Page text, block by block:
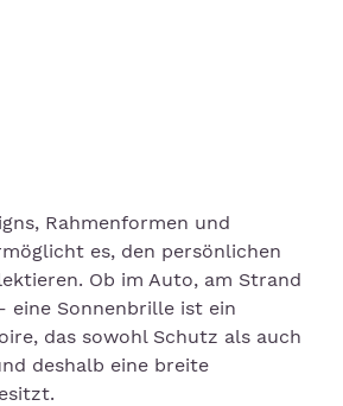
Rahmenformen und
es, den persönlichen
Ob im Auto, am Strand
eine Sonnenbrille ist ein
das sowohl Schutz als auch
deshalb eine breite